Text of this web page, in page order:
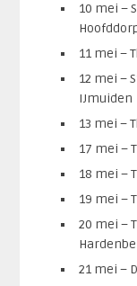
10 mei –
11 mei –
12 mei –
IJmuiden
13 mei –
17 mei –
18 mei –
19 mei –
20 mei –
21 mei –